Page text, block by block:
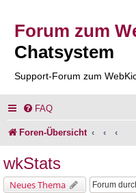
Forum zum
Chatsystem
Support-Forum zum
FAQ
Foren-Übersicht
wkStats
Neues Thema